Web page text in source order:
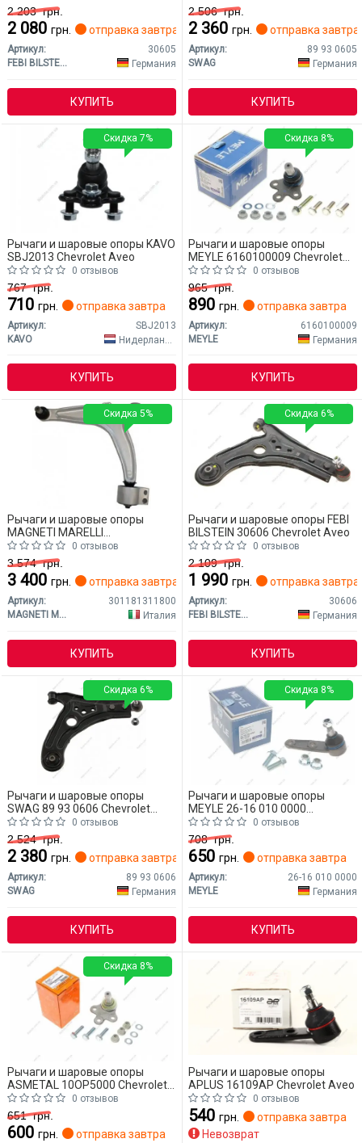
2 203грн.
2 080 грн. отправка завтра
Артикул:
30605
FEBI BILSTEIN
Германия
КУПИТЬ
2 506грн.
2 360 грн. отправка завтра
Артикул:
89 93 0605
SWAG
Германия
КУПИТЬ
Рычаги и шаровые опоры KAVO
SBJ2013 Chevrolet Aveo
0 отзывов
767грн.
710 грн. отправка завтра
Артикул:
SBJ2013
KAVO
Нидерланды
КУПИТЬ
Скидка 7%
Рычаги и шаровые опоры
MEYLE 6160100009 Chevrolet
Aveo
0 отзывов
965грн.
890 грн. отправка завтра
Артикул:
6160100009
MEYLE
Германия
КУПИТЬ
Скидка 8%
Рычаги и шаровые опоры
MAGNETI MARELLI
301181311800 Chevrolet Aveo
0 отзывов
3 574грн.
3 400 грн. отправка завтра
Артикул:
301181311800
MAGNETI MARELLI
Италия
КУПИТЬ
Скидка 5%
Рычаги и шаровые опоры FEBI
BILSTEIN 30606 Chevrolet Aveo
0 отзывов
2 109грн.
1 990 грн. отправка завтра
Артикул:
30606
FEBI BILSTEIN
Германия
КУПИТЬ
Скидка 6%
Рычаги и шаровые опоры
SWAG 89 93 0606 Chevrolet
Aveo
0 отзывов
2 524грн.
2 380 грн. отправка завтра
Артикул:
89 93 0606
SWAG
Германия
КУПИТЬ
Скидка 6%
Рычаги и шаровые опоры
MEYLE 26-16 010 0000
Chevrolet Aveo0 отзывов
708грн.
650 грн. отправка завтра
Артикул:
26-16 010 0000
MEYLE
Германия
КУПИТЬ
Скидка 8%
Рычаги и шаровые опоры
ASMETAL 10OP5000 Chevrolet
Aveo
0 отзывов
651грн.
600 грн. отправка завтра
Скидка 8%
Рычаги и шаровые опоры
APLUS 16109AP Chevrolet Aveo
0 отзывов
540 грн.
отправка завтра
Невозврат